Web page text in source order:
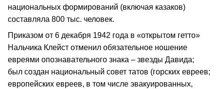
национальных формирований (включая казаков)
составляла 800 тыс. человек.
Приказом от 6 декабря 1942 года в «открытом гетто»
Нальчика Клейст отменил обязательное ношение
евреями опознавательного знака – звезды Давида;
был создан национальный совет татов (горских евреев;
европейских евреев, в том числе эвакуированных,